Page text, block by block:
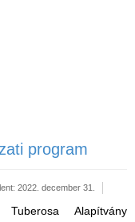
program
2022. december 31.
Alapítvány